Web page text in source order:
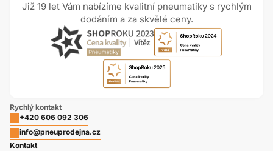
Již 19 let Vám nabízíme kvalitní pneumatiky s rychlým
dodáním a za skvělé ceny.
Rychlý kontakt
+420 606 092 306
info@pneuprodejna.cz
Kontakt